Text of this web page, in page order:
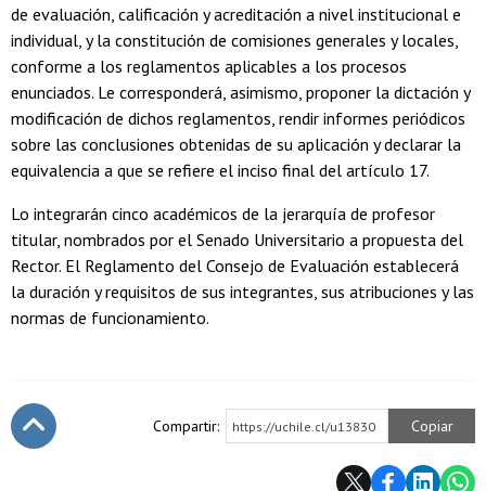
de evaluación, calificación y acreditación a nivel institucional e
individual, y la constitución de comisiones generales y locales,
conforme a los reglamentos aplicables a los procesos
enunciados. Le corresponderá, asimismo, proponer la dictación y
modificación de dichos reglamentos, rendir informes periódicos
sobre las conclusiones obtenidas de su aplicación y declarar la
equivalencia a que se refiere el inciso final del artículo 17.
Lo integrarán cinco académicos de la jerarquía de profesor
titular, nombrados por el Senado Universitario a propuesta del
Rector. El Reglamento del Consejo de Evaluación establecerá
la duración y requisitos de sus integrantes, sus atribuciones y las
normas de funcionamiento.
Compartir: https://uchile.cl/u13830 Copiar